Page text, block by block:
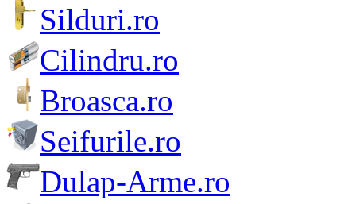
Silduri.ro
Cilindru.ro
Broasca.ro
Seifurile.ro
Dulap-Arme.ro